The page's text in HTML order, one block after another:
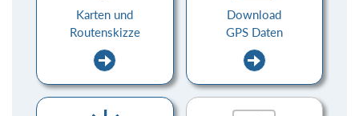
Karten und
Routenskizze
Download
GPS Daten